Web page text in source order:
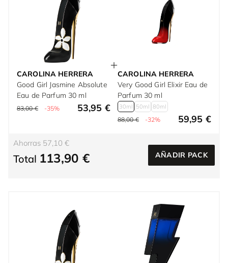
CAROLINA HERRERA
Good Girl Jasmine Absolute
Eau de Parfum 30 ml
83,00 € -35% 53,95 €
CAROLINA HERRERA
Very Good Girl Elixir Eau de
Parfum 30 ml
30ml 50ml 80ml
88,00 € -32% 59,95 €
Ahorras 57,10 €
Total 113,90 € AÑADIR PACK